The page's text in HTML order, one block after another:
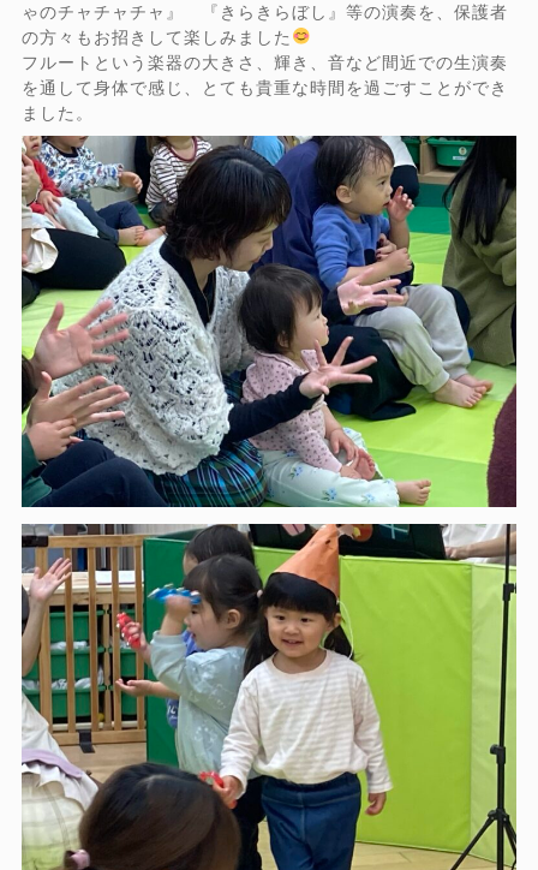
ゃのチャチャチャ』 『きらきらぼし』等の演奏を、保護者
の方々もお招きして楽しみました
フルートという楽器の大きさ、輝き、音など間近での生演奏
を通して身体で感じ、とても貴重な時間を過ごすことができ
ました。